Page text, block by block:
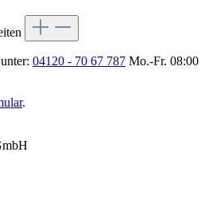
04120 - 70 67 787 Mo.-Fr. 08:00
.